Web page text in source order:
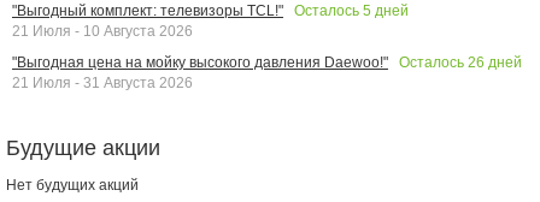
"Выгодный комплект: телевизоры TCL!"
Осталось 5 дней
21 Июля - 10 Августа 2026
"Выгодная цена на мойку высокого давления Daewoo!"
Осталось 26 дней
21 Июля - 31 Августа 2026
Будущие акции
Нет будущих акций